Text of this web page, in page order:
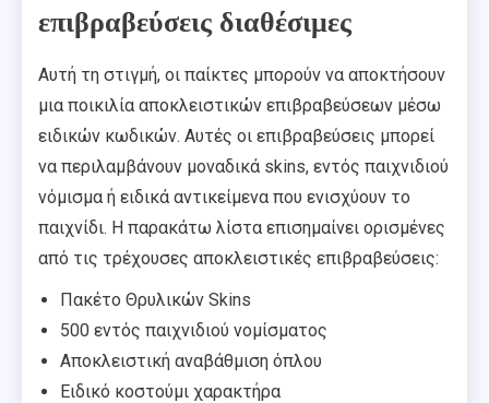
επιβραβεύσεις διαθέσιμες
Αυτή τη στιγμή, οι παίκτες μπορούν να αποκτήσουν
μια ποικιλία αποκλειστικών επιβραβεύσεων μέσω
ειδικών κωδικών. Αυτές οι επιβραβεύσεις μπορεί
να περιλαμβάνουν μοναδικά skins, εντός παιχνιδιού
νόμισμα ή ειδικά αντικείμενα που ενισχύουν το
παιχνίδι. Η παρακάτω λίστα επισημαίνει ορισμένες
από τις τρέχουσες αποκλειστικές επιβραβεύσεις:
Πακέτο Θρυλικών Skins
500 εντός παιχνιδιού νομίσματος
Αποκλειστική αναβάθμιση όπλου
Ειδικό κοστούμι χαρακτήρα